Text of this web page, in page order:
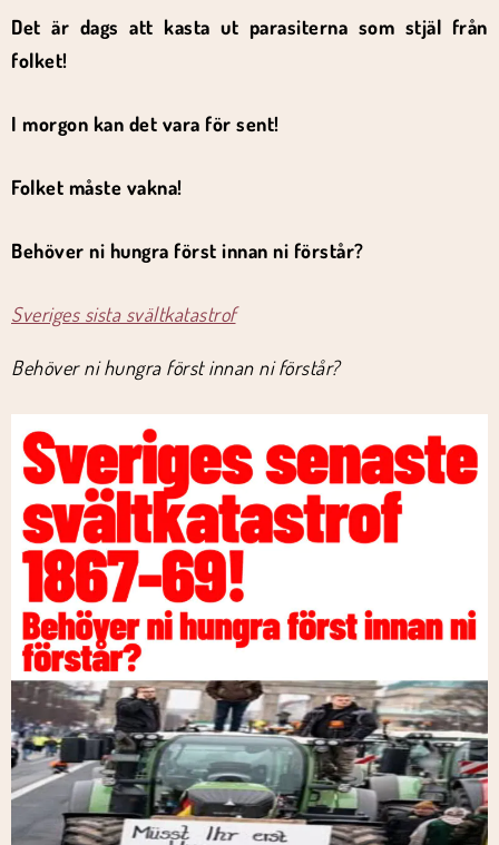
Det är dags att kasta ut parasiterna som stjäl från
folket!
I morgon kan det vara för sent!
Folket måste vakna!
Behöver ni hungra först innan ni förstår?
Sveriges sista svältkatastrof
Behöver ni hungra först innan ni förstår?